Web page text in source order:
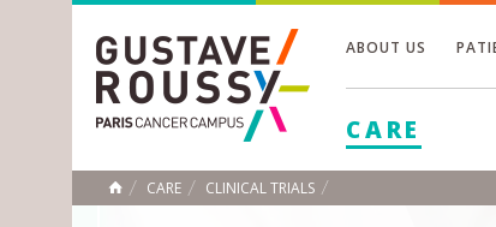
ABOUT US
CARE
HOME
CARE CLINICAL TRIALS